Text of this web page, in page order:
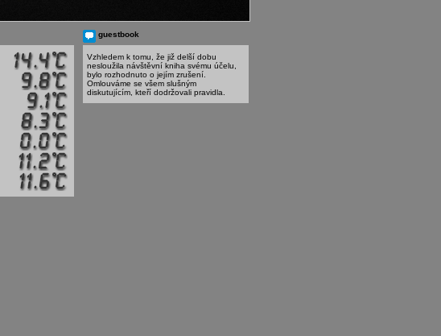
guestbook
Vzhledem k tomu, že již delší dobu
nesloužila návštěvní kniha svému účelu,
bylo rozhodnuto o jejím zrušení.
Omlouváme se všem slušným
diskutujícím, kteří dodržovali pravidla.